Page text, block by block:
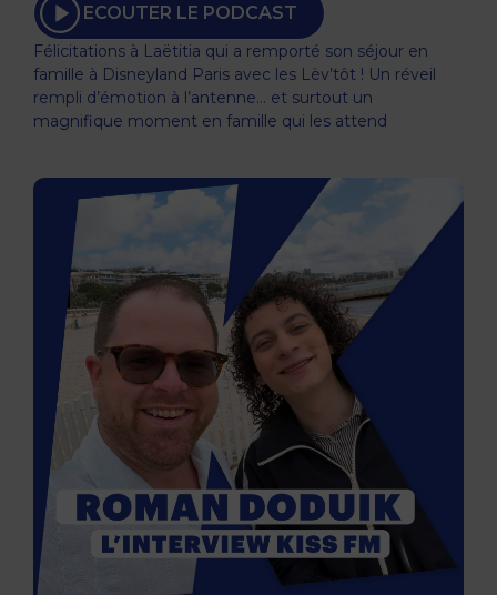
ECOUTER LE PODCAST
Félicitations à Laëtitia qui a remporté son séjour en
famille à Disneyland Paris avec les Lèv’tôt ! Un réveil
rempli d’émotion à l’antenne… et surtout un
magnifique moment en famille qui les attend